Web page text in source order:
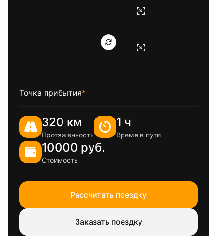
Точка прибытия*
320 км
Протяженность
1 ч
Время в пути
10000 руб.
Стоимость
Рассчитать поездку
Заказать поездку